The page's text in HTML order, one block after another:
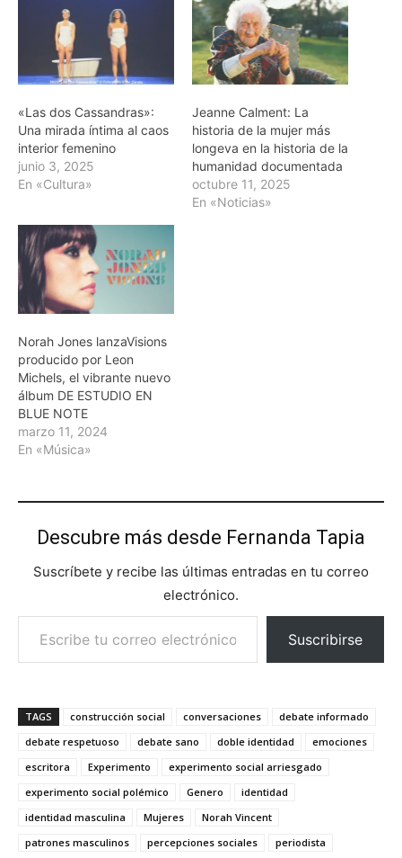
«Las dos Cassandras»:
Una mirada íntima al caos
interior femenino
junio 3, 2025
En «Cultura»
Jeanne Calment: La
historia de la mujer más
longeva en la historia de la
humanidad documentada
octubre 11, 2025
En «Noticias»
Norah Jones lanzaVisions
producido por Leon
Michels, el vibrante nuevo
álbum DE ESTUDIO EN
BLUE NOTE
marzo 11, 2024
En «Música»
Descubre más desde Fernanda Tapia
Suscríbete y recibe las últimas entradas en tu correo
electrónico.
Escribe tu correo electrónico…
Suscribirse
TAGS construcción social conversaciones
debate informado
debate respetuoso
debate sano doble identidad
emociones
escritora
Experimento
experimento social arriesgado
experimento social polémico
Genero
identidad
identidad masculina
Mujeres
Norah Vincent
patrones masculinos
percepciones sociales
periodista